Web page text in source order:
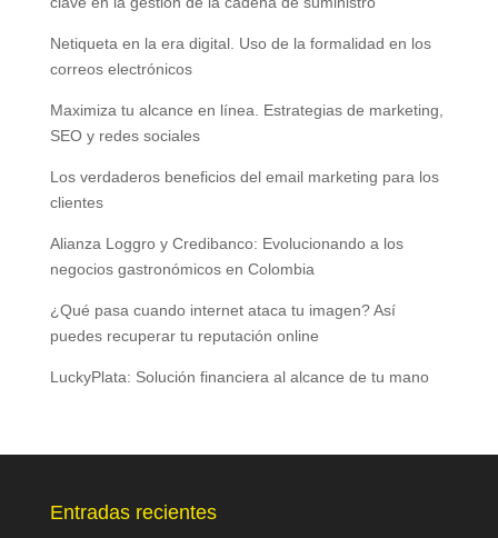
Netiqueta en la era digital. Uso de la formalidad en los
correos electrónicos
Maximiza tu alcance en línea. Estrategias de marketing,
SEO y redes sociales
Los verdaderos beneficios del email marketing para los
clientes
Alianza Loggro y Credibanco: Evolucionando a los
negocios gastronómicos en Colombia
¿Qué pasa cuando internet ataca tu imagen? Así
puedes recuperar tu reputación online
LuckyPlata: Solución financiera al alcance de tu mano
Entradas recientes